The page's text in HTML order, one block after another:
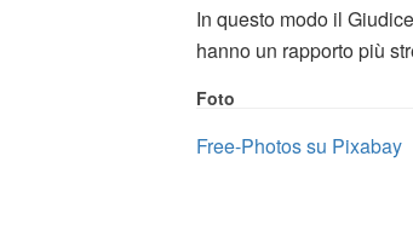
In questo modo il
hanno un rapporto più
Foto
Free-Photos su Pixabay